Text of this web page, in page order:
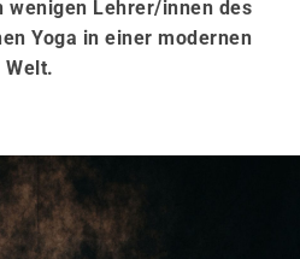
wenigen Lehrer/innen des
Yoga in einer modernen
Welt.